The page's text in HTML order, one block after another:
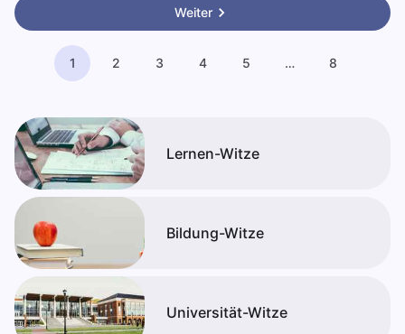
Weiter
1 2 3 4 5 … 8
Lernen-Witze
Bildung-Witze
Universität-Witze